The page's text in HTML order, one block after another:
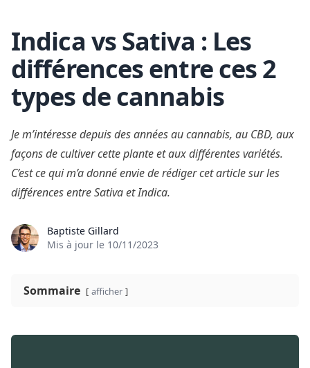
Skip to content
Indica vs Sativa : Les
différences entre ces 2
types de cannabis
Je m’intéresse depuis des années au cannabis, au CBD, aux
façons de cultiver cette plante et aux différentes variétés.
C’est ce qui m’a donné envie de rédiger cet article sur les
différences entre Sativa et Indica.
Baptiste Gillard
Mis à jour le 10/11/2023
Sommaire afficher